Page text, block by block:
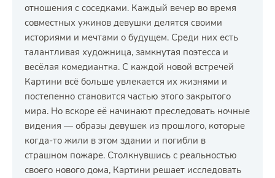
отношения с соседками. Каждый вечер во время
совместных ужинов девушки делятся своими
историями и мечтами о будущем. Среди них есть
талантливая художница, замкнутая поэтесса и
весёлая комедиантка. С каждой новой встречей
Картини всё больше увлекается их жизнями и
постепенно становится частью этого закрытого
мира. Но вскоре её начинают преследовать ночные
видения — образы девушек из прошлого, которые
когда-то жили в этом здании и погибли в
страшном пожаре. Столкнувшись с реальностью
своего нового дома, Картини решает исследовать